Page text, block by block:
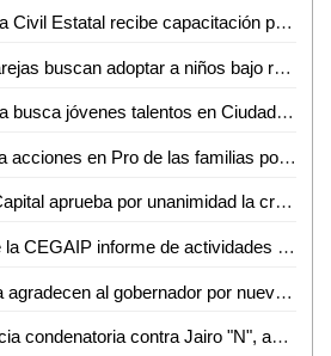
Personal de la Guardia Civil Estatal recibe capacitación para mejoras en el servicio público
En Ciudad Valles 6 parejas buscan adoptar a niños bajo resguardo del SMDIF
Chivas de Guadalajara busca jóvenes talentos en Ciudad Valles
DIF Municipal refuerza acciones en Pro de las familias potosinas
Cabildo de San Luis Capital aprueba por unanimidad la creación de la Dirección de Agua Potable del Ayuntamiento de SLP
Entrega presidente de la CEGAIP informe de actividades de 2023 a la comisión de transparencia: Dip. Cecilia Senllace Ochoa
Familias de La Ventilla agradecen al gobernador por nuevo camino
Logra Fiscalía sentencia condenatoria contra Jairo "N", acusado de violación agravada